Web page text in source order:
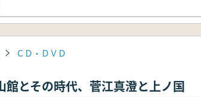
ＣＤ・ＤＶＤ
館とその時代、菅江真澄と上ノ国